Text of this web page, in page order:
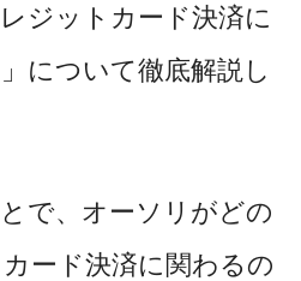
ジットカード決済に
について徹底解説し
で、オーソリがどの
ード決済に関わるの